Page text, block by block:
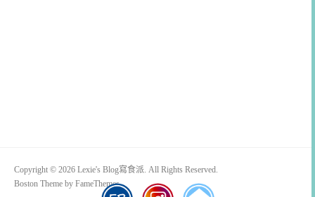
Copyright © 2026 Lexie's Blog寫食派. All Rights Reserved.
Boston Theme by FameThemes